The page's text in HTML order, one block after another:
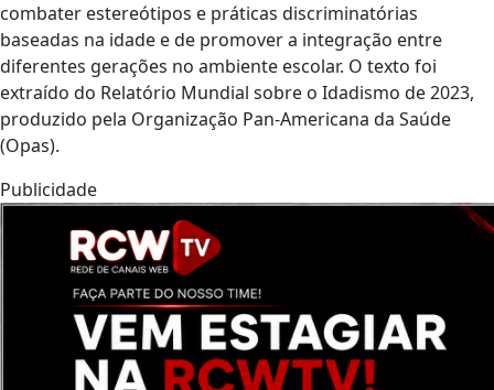
combater estereótipos e práticas discriminatórias
baseadas na idade e de promover a integração entre
diferentes gerações no ambiente escolar. O texto foi
extraído do Relatório Mundial sobre o Idadismo de 2023,
produzido pela Organização Pan-Americana da Saúde
(Opas).
Publicidade